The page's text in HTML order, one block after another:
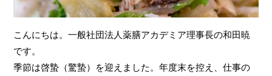
こんにちは。一般社団法人薬膳アカデミア理事長の和田暁
です。
季節は啓蟄（驚蟄）を迎えました。年度末を控え、仕事の